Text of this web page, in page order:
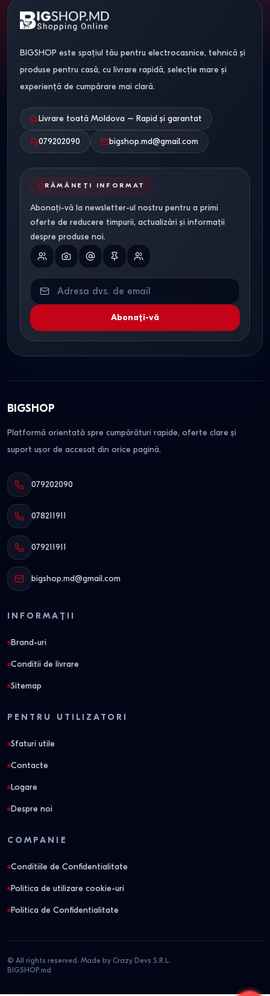
BIGSHOP este spațiul tău pentru electrocasnice, tehnică și
produse pentru casă, cu livrare rapidă, selecție mare și
experiență de cumpărare mai clară.
Livrare toată Moldova – Rapid și garantat
079202090 bigshop.md@gmail.com
RĂMÂNEȚI INFORMAT
Abonați-vă la newsletter-ul nostru pentru a primi
oferte de reducere timpurii, actualizări și informații
despre produse noi.
Abonați-vă
BIGSHOP
Platformă orientată spre cumpărături rapide, oferte clare și
suport ușor de accesat din orice pagină.
079202090
078211911
079211911
bigshop.md@gmail.com
INFORMAȚII
Brand-uri
Conditii de livrare
Sitemap
PENTRU UTILIZATORI
Sfaturi utile
Contacte
Logare
Despre noi
COMPANIE
Conditiile de Confidentialitate
Politica de utilizare cookie-uri
Politica de Confidentialitate
© All rights reserved. Made by Crazy Devs S.R.L.
BIGSHOP.md